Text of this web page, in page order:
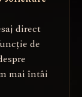
direct
de
mai întâi